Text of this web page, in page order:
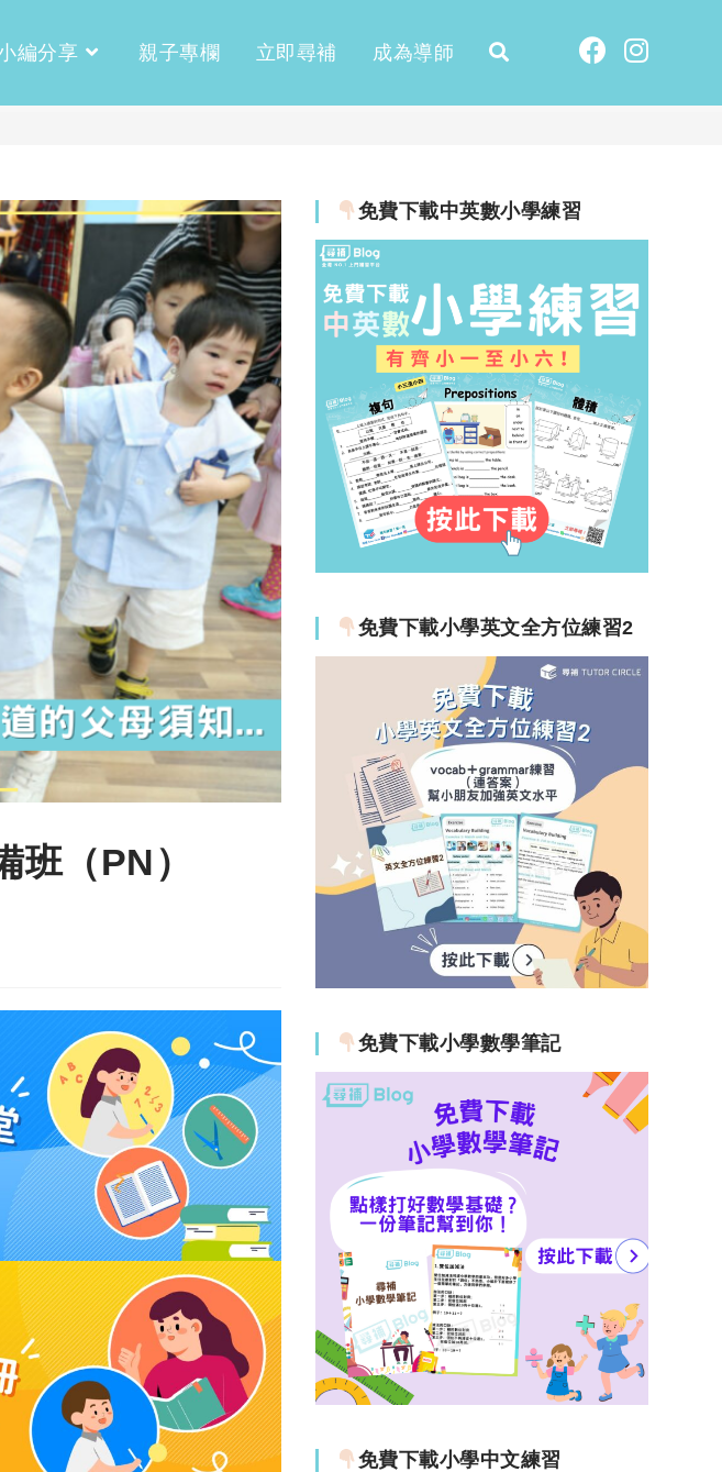
編分享 親子專欄 立即尋補 成為導師
班（PN）
免費下載中英數小學練習
免費下載小學英文全方位練習2
免費下載小學數學筆記
免費下載小學中文練習